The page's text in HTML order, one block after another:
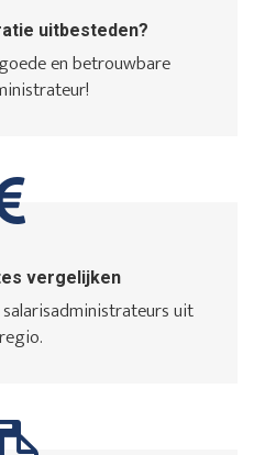
uitbesteden?
en betrouwbare
vergelijken
uit